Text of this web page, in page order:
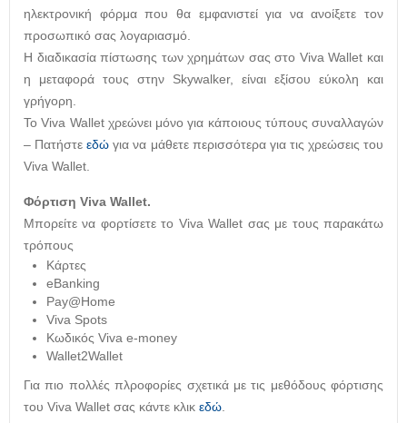
ηλεκτρονική φόρμα που θα εμφανιστεί για να ανοίξετε τον
προσωπικό σας λογαριασμό.
Η διαδικασία πίστωσης των χρημάτων σας στο Viva Wallet και
η μεταφορά τους στην Skywalker, είναι εξίσου εύκολη και
γρήγορη.
Το Viva Wallet χρεώνει μόνο για κάποιους τύπους συναλλαγών
– Πατήστεεδώ για να μάθετε περισσότερα για τις χρεώσεις του
Viva Wallet.
Φόρτιση Viva Wallet.
Μπορείτε να φορτίσετε το Viva Wallet σας με τους παρακάτω
τρόπους
Κάρτες
eBanking
Pay@Home
Viva Spots
Kωδικός Viva e-money
Wallet2Wallet
Για πιο πολλές πλροφορίες σχετικά με τις μεθόδους φόρτισης
του Viva Wallet σας κάντε κλικ εδώ